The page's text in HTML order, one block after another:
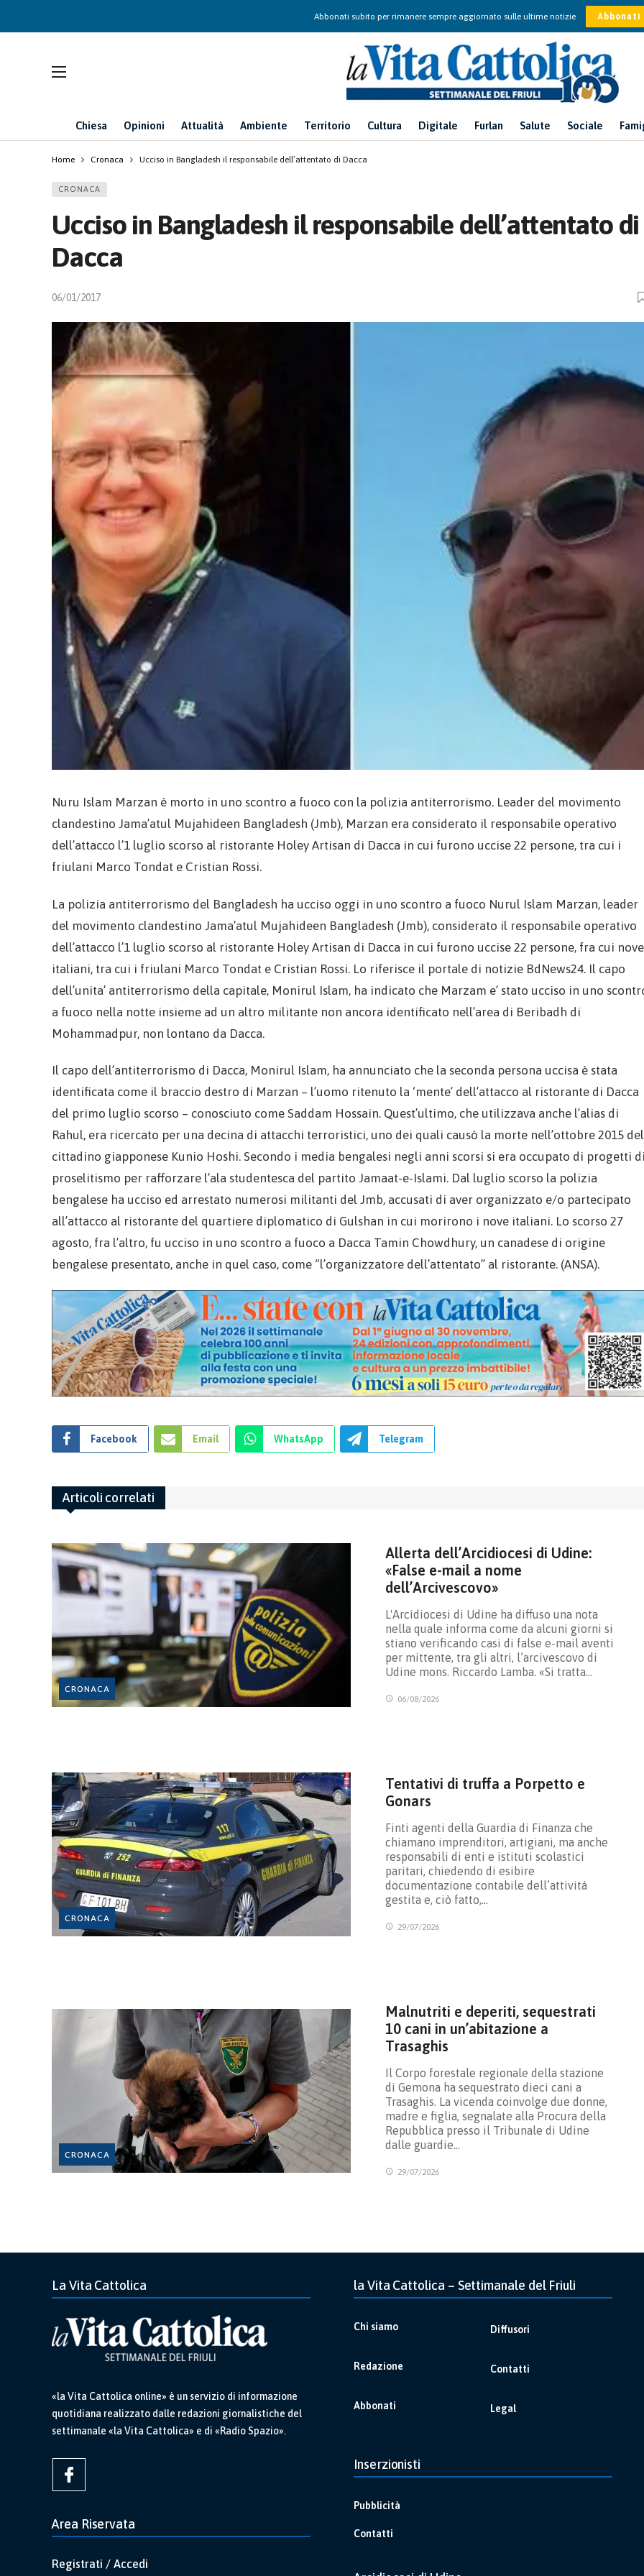
Abbonati subito per rimanere sempre aggiornato sulle ultime notizie Abbonati
Chiesa Opinioni Attualità Ambiente Territorio Cultura Digitale Furlan Salute Sociale
Home Cronaca Ucciso in Bangladesh il responsabile dell’attentato di Dacca
CRONACA
Ucciso in Bangladesh il responsabile dell’attentato di
Dacca
06/01/2017
Nuru Islam Marzan è morto in uno scontro a fuoco con la polizia antiterrorismo. Leader del movimento
clandestino Jama’atul Mujahideen Bangladesh (Jmb), Marzan era considerato il responsabile operativo
dell’attacco l’1 luglio scorso al ristorante Holey Artisan di Dacca in cui furono uccise 22 persone, tra cui i
friulani Marco Tondat e Cristian Rossi.
La polizia antiterrorismo del Bangladesh ha ucciso oggi in uno scontro a fuoco Nurul Islam Marzan, leader
del movimento clandestino Jama’atul Mujahideen Bangladesh (Jmb), considerato il responsabile operativo
dell’attacco l’1 luglio scorso al ristorante Holey Artisan di Dacca in cui furono uccise 22 persone, fra cui nove
italiani, tra cui i friulani Marco Tondat e Cristian Rossi. Lo riferisce il portale di notizie BdNews24. Il capo
dell’unita’ antiterrorismo della capitale, Monirul Islam, ha indicato che Marzam e’ stato ucciso in uno
a fuoco nella notte insieme ad un altro militante non ancora identificato nell’area di Beribadh di
Mohammadpur, non lontano da Dacca.
Il capo dell’antiterrorismo di Dacca, Monirul Islam, ha annunciato che la seconda persona uccisa è stata
identificata come il braccio destro di Marzan – l’uomo ritenuto la ‘mente’ dell’attacco al ristorante di Dacca
del primo luglio scorso – conosciuto come Saddam Hossain. Quest’ultimo, che utilizzava anche l’alias di
Rahul, era ricercato per una decina di attacchi terroristici, uno dei quali causò la morte nell’ottobre 2015 del
cittadino giapponese Kunio Hoshi. Secondo i media bengalesi negli anni scorsi si era occupato di progetti
proselitismo per rafforzare l’ala studentesca del partito Jamaat-e-Islami. Dal luglio scorso la polizia
bengalese ha ucciso ed arrestato numerosi militanti del Jmb, accusati di aver organizzato e/o partecipato
all’attacco al ristorante del quartiere diplomatico di Gulshan in cui morirono i nove italiani. Lo scorso 27
agosto, fra l’altro, fu ucciso in uno scontro a fuoco a Dacca Tamin Chowdhury, un canadese di origine
bengalese presentato, anche in quel caso, come “l’organizzatore dell’attentato” al ristorante. (ANSA).
Facebook Email WhatsApp Telegram
Articoli correlati
CRONACA
Allerta dell’Arcidiocesi di Udine:
«False e-mail a nome
dell’Arcivescovo»
L'Arcidiocesi di Udine ha diffuso una nota
nella quale informa come da alcuni giorni si
stiano verificando casi di false e-mail aventi
per mittente, tra gli altri, l’arcivescovo di
Udine mons. Riccardo Lamba. «Si tratta…
06/08/2026
CRONACA
Tentativi di truffa a Porpetto e
Gonars
Finti agenti della Guardia di Finanza che
chiamano imprenditori, artigiani, ma anche
responsabili di enti e istituti scolastici
paritari, chiedendo di esibire
documentazione contabile dell’attività
gestita e, ciò fatto,…
29/07/2026
CRONACA
Malnutriti e deperiti, sequestrati
10 cani in un’abitazione a
Trasaghis
Il Corpo forestale regionale della stazione
di Gemona ha sequestrato dieci cani a
Trasaghis. La vicenda coinvolge due donne,
madre e figlia, segnalate alla Procura della
Repubblica presso il Tribunale di Udine
dalle guardie…
29/07/2026
La Vita Cattolica
«la Vita Cattolica online» è un servizio di informazione
quotidiana realizzato dalle redazioni giornalistiche del
settimanale «la Vita Cattolica» e di «Radio Spazio».
Area Riservata
Registrati / Accedi
la Vita Cattolica – Settimanale del Friuli
Chi siamo
Redazione
Abbonati
Diffusori
Contatti
Legal
Inserzionisti
Pubblicità
Contatti